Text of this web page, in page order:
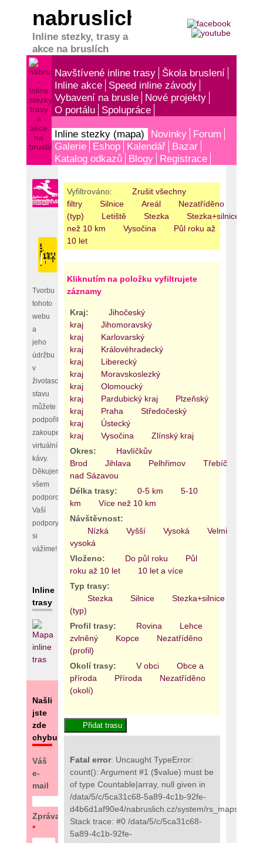
nabruslich.cz
Inline stezky, trasy a
akce na bruslích
Navštívené inline trasy
Škola bruslení
Inline akce
Speed inline závody
Vybavení na brusle
Nové projekty
O portálu
Spolupráce
Inline stezky (mapa) Novinky
Forum
Galerie
Eshop Kalendář
Bazar
Katalog odkazů
Blogy Registrace
Tvorbu
tohoto
webu
a
jeho
údržbu
v
životaschopném
stavu
můžete
podpořit
zakoupením
virtuální
kávy.
Děkujeme
všem
podporovatelům,
Vaší
podpory
si
vážíme!
Inline
trasy
Našli
jste
zde
chybu?
Váš
e-
mail
Zpráva
*
Vyfiltrováno:
Zrušit všechny
filtry
Silnice Areál
Nezatříděno
(typ)
Letiště Stezka Stezka+silnice
než 10 km
Vysočina
Půl roku až
10 let
Kliknutím na položku vyfiltrujete
záznamy
Kraj:
Jihočeský
kraj
Jihomoravský
kraj
Karlovarský
kraj
Královéhradecký
kraj
Liberecký
kraj
Moravskoslezký
kraj
Olomoucký
kraj
Pardubický kraj
Plzeňský
kraj
Praha
Středočeský
kraj
Ústecký
kraj
Vysočina
Zlínský kraj
Okres:
Havlíčkův
Brod
Jihlava Pelhřimov Třebíč
nad Sázavou
Délka trasy:
0-5 km
5-10
km
Více než 10 km
Návštěvnost:
Nízká
Vyšší Vysoká
Velmi
vysoká
Vloženo:
Do půl roku
Půl
roku až 10 let
10 let a více
Typ trasy:
Stezka
Silnice Stezka+silnice
(typ)
Profil trasy:
Rovina
Lehce
zvlněný
Kopce
Nezatříděno
(profil)
Okolí trasy:
V obci
Obce a
příroda
Příroda
Nezatříděno
(okolí)
Fatal error: Uncaught TypeError:
count(): Argument #1 ($value) must be
of type Countable|array, null given in
/data/5/c/5ca31c68-5a89-4c1b-92fe-
d4b6d1af90e4/nabruslich.cz/system/
Stack trace: #0 /data/5/c/5ca31c68-
5a89-4c1b-92fe-